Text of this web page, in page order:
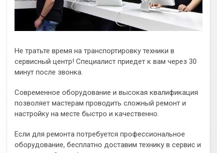
Не тратьте время на транспортировку техники в
сервисный центр! Специалист приедет к вам через 30
минут после звонка.
Современное оборудование и высокая квалификация
позволяет мастерам проводить сложный ремонт и
настройку на месте быстро и качественно.
Если для ремонта потребуется профессиональное
оборудование, бесплатно доставим технику в сервис и